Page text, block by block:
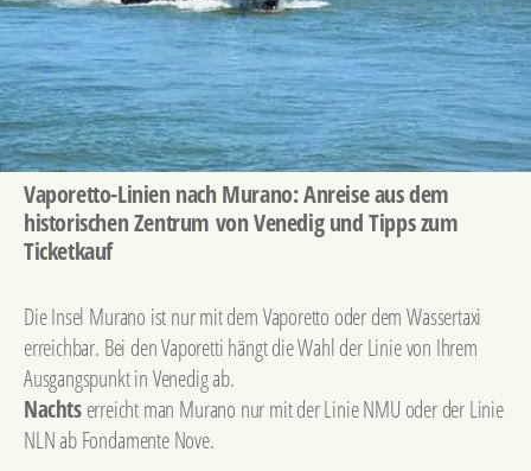
Vaporetto-Linien nach Murano: Anreise aus dem
historischen Zentrum von Venedig und Tipps zum
Ticketkauf
Die Insel Murano ist nur mit dem Vaporetto oder dem Wassertaxi
erreichbar. Bei den Vaporetti hängt die Wahl der Linie von Ihrem
Ausgangspunkt in Venedig ab.
Nachtserreicht man Murano nur mit der Linie NMU oder der Linie
NLN ab Fondamente Nove.